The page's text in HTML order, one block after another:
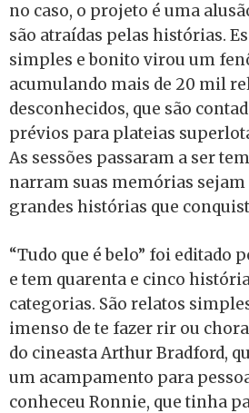
no caso, o projeto é uma
são atraídas pelas histórias.
simples e bonito virou um
acumulando mais de 20 mil
desconhecidos, que são
prévios para plateias
As sessões passaram a ser
narram suas memórias
grandes histórias que
“Tudo que é belo” foi editado
e tem quarenta e cinco
categorias. São relatos
imenso de te fazer rir ou
do cineasta Arthur Bradford,
um acampamento para
conheceu Ronnie, que tinha